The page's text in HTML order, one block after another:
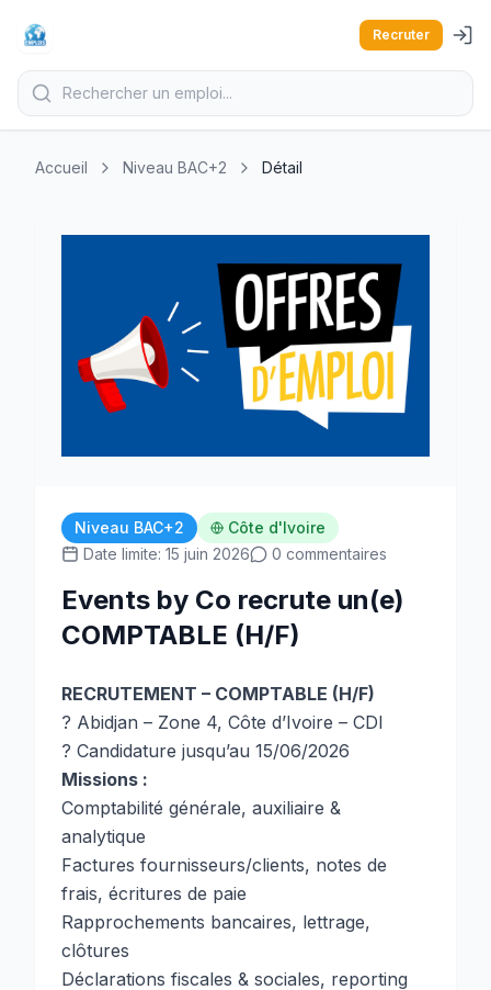
Recruter
Accueil Niveau BAC+2 Détail
Niveau BAC+2
Côte d'Ivoire
Date limite: 15 juin 2026
0 commentaires
Events by Co recrute un(e)
COMPTABLE (H/F)
RECRUTEMENT – COMPTABLE (H/F)
? Abidjan – Zone 4, Côte d’Ivoire – CDI
? Candidature jusqu’au 15/06/2026
Missions :
Comptabilité générale, auxiliaire &
analytique
Factures fournisseurs/clients, notes de
frais, écritures de paie
Rapprochements bancaires, lettrage,
clôtures
Déclarations fiscales & sociales, reporting